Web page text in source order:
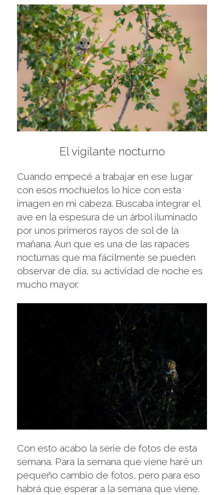
El vigilante nocturno
Cuando empecé a trabajar en ese lugar
con esos mochuelos lo hice con esta
imagen en mi cabeza. Buscaba integrar el
ave en la espesura de un árbol iluminado
por unos primeros rayos de sol de la
mañana. Aun que es una de las rapaces
nocturnas que ma fácilmente se pueden
observar de día, su actividad de noche es
mucho mayor.
Con esto acabo la serie de fotos de esta
semana. Para la semana que viene haré un
pequeño cambio de fotos, pero para eso
habrá que esperar a la semana que viene.